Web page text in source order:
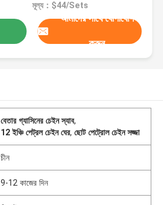
মূল্য：$44/Sets
আমাদের সাথে যোগাযোগ
করুন
বেতার গ্যাসিনের চেইন স্যাব,
12 ইঞ্চি পেট্রল চেইন ঘের,ছোট পেট্রোল চেইন সজ্জা
চীন
9-12 কাজের দিন